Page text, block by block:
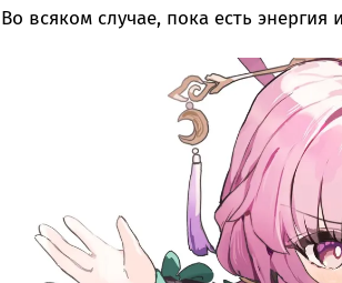
Во всяком случае, пока есть